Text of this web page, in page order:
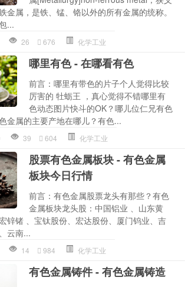
金属，是铁、锰、铬以外的所有金属的统称。
...
26 676 化学工业
哪里有色 - 在哪看有色
前言：哪里有带色的片子个人觉得比较
厉害的 牡蛎王 ，真心觉得不错哪里有
色动态图片快斗的OK？哪儿位仁兄有色
金属的主要产地在哪儿？有色...
39 604 化学工业
股票有色金属板块 - 有色金属
板块今日行情
前言：有色金属股票龙头有那些？有色
金属板块龙头股：中国铝业 、山东黄
锌锗 、宝钛股份、宏达股份、厦门钨业、吉
云南...
14 984 化学工业
有色金属铸件 - 有色金属铸造